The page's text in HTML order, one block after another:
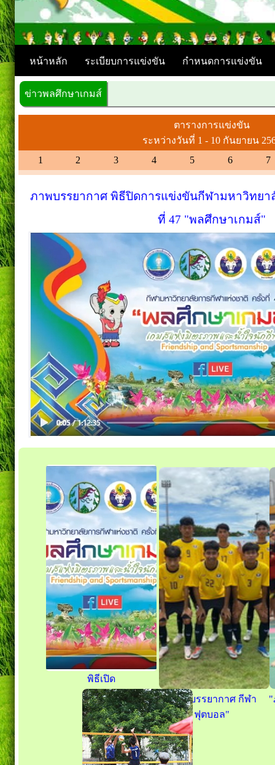
หน้าหลัก ระเบียบการแข่งขัน กำหนดการแข่งขัน
ข่าวพลศึกษาเกมส์
ตารางการแข่งขัน
ระหว่างวันที่ 1 - 10 กันยายน
1
2 3 4 5 6 7
ภาพบรรยากาศ พิธีปิดการแข่งขันกีฬามหาวิทยา
ที่ 47 "พลศึกษาเกมส์"
พิธีเปิด
"ภาพบรรยากาศ กีฬา
ฟุตบอล"
"